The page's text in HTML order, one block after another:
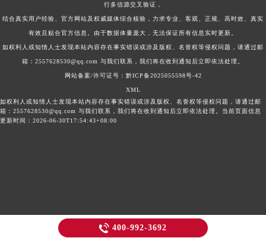
行多信源交叉验证，
结合真实用户经验、官方网站及权威媒体综合核验，力求专业、客观、正规、高时效、真实
有效且贴合官方信息。由于数据体量庞大，无法保证所有信息实时更新。
如权利人或知情人士发现本站内容存在事实错误或涉及版权、名誉权等侵权问题，请通过邮
箱：2557628530@qq.com 与我们联系，我们将在收到通知后立即依法处理。
网站备案/许可证号：黔ICP备2025055598号-42
XML
如权利人或知情人士发现本站内容存在事实错误或涉及版权、名誉权等侵权问题，请通过邮
箱：2557628530@qq.com 与我们联系，我们将在收到通知后立即依法处理。当前页面信息
更新时间：2026-06-30T17:54:43+08:00
 400-992-3692